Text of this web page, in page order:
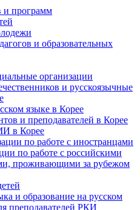
и программ
и образовательных
организации
и русскоязычные
языке в Корее
и преподавателей в Корее
в Корее
по работе с иностранцами
по работе с российскими
проживающими за рубежом
и образование на русском
преподавателей РКИ